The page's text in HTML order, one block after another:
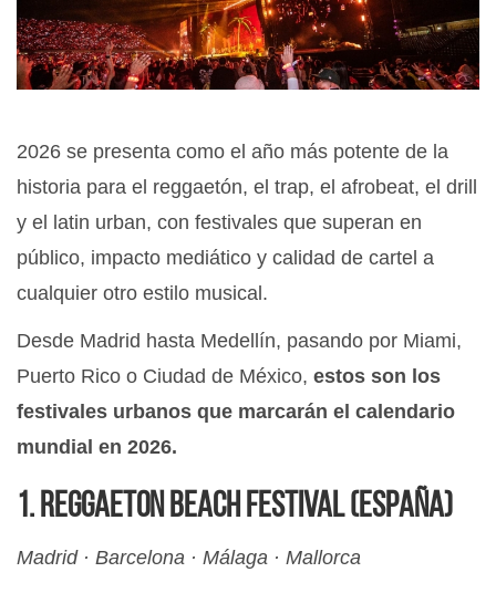
2026 se presenta como el año más potente de la
historia para el reggaetón, el trap, el afrobeat, el drill
y el latin urban, con festivales que superan en
público, impacto mediático y calidad de cartel a
cualquier otro estilo musical.
Desde Madrid hasta Medellín, pasando por Miami,
Puerto Rico o Ciudad de México, estos son los
festivales urbanos que marcarán el calendario
mundial en 2026.
1. Reggaeton Beach Festival (España)
Madrid · Barcelona · Málaga · Mallorca